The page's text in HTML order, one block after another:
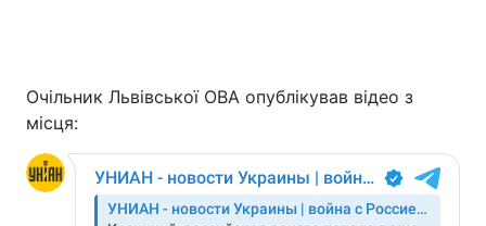
Очільник Львівської ОВА опублікував відео з
місця: